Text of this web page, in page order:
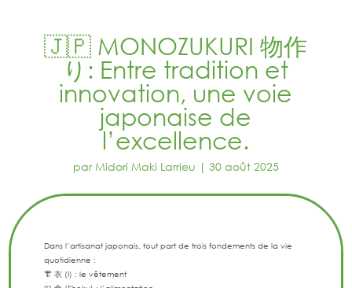
🇯🇵 MONOZUKURI 物作
り: Entre tradition et
innovation, une voie
japonaise de
l’excellence.
par Midori Maki Larrieu 30 août 2025
Dans l’artisanat japonais, tout part de trois fondements de la vie
quotidienne :
👘 衣 (I) : le vêtement